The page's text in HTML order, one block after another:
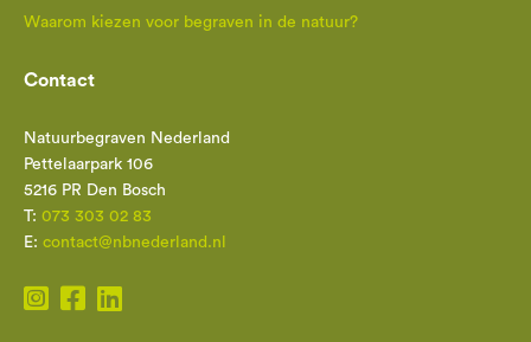
Waarom kiezen voor begraven in de natuur?
Contact
Natuurbegraven Nederland
Pettelaarpark 106
5216 PR Den Bosch
T: 073 303 02 83
E: contact@nbnederland.nl